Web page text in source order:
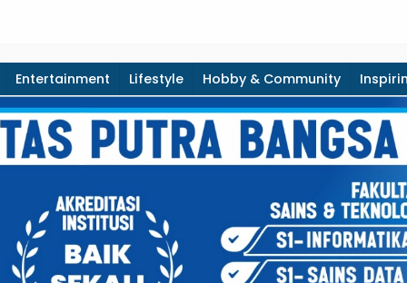
Entertainment Lifestyle Hobby & Community